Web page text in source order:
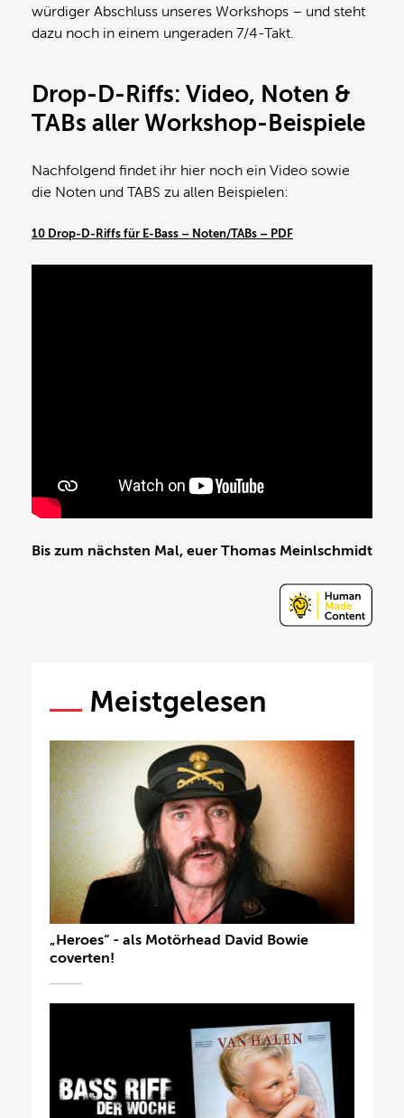
würdiger Abschluss unseres Workshops – und steht
dazu noch in einem ungeraden 7/4-Takt.
Drop-D-Riffs: Video, Noten &
TABs aller Workshop-Beispiele
Nachfolgend findet ihr hier noch ein Video sowie
die Noten und TABS zu allen Beispielen:
10 Drop-D-Riffs für E-Bass – Noten/TABs – PDF
Bis zum nächsten Mal, euer Thomas Meinlschmidt
Meistgelesen
„Heroes“ - als Motörhead David Bowie
coverten!